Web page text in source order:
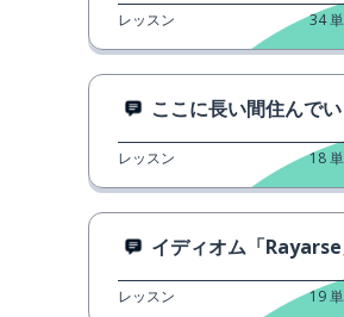
レッスン 34
ここに長い間住んでい
レッスン 18
イディオム「
レッスン 19